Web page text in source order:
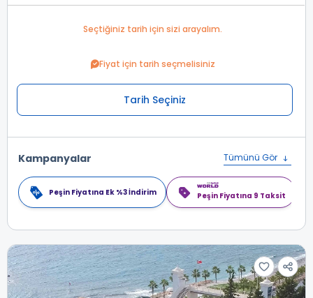
Seçtiğiniz tarih için sizi arayalım.
Fiyat için tarih seçmelisiniz
Tarih Seçiniz
Kampanyalar Tümünü Gör
Peşin Fiyatına Ek %3 İndirim Peşin Fiyatına 9 Taksit